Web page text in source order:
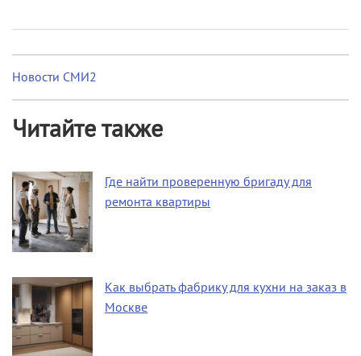
Новости СМИ2
Читайте также
Где найти проверенную бригаду для
ремонта квартиры
Как выбрать фабрику для кухни на заказ в
Москве